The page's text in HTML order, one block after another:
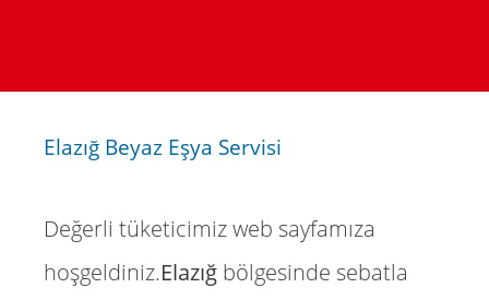
Elazığ Beyaz Eşya Servisi
Değerli tüketicimiz web sayfamıza
hoşgeldiniz.Elazığ bölgesinde sebatla